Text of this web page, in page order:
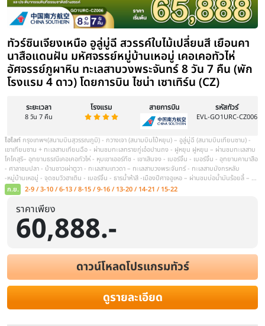
ทัวร์ซินเจียงเหนือ ฤดูหนาว อูลูมู่ฉี อุท
ปีศาจอูเหอ เหอมู่ 8 วัน 7 คืน พักกระท่
อมู่ 1 คืน
ระยะเวลา
8 วัน 7 คืน
โรงแรม สายการบิน
ไฮไลท์หนาวนี้เตรียมเสื้อโค้ทตัวเก่งให้พร้อม แล้วออกไปลุยดินแดนสวร
เหนือ" | สัมผัสความสงบและทิวทัศน์อลังการที่ 1 ปีมีให้ชมแค่ช่วงนี้เท่
แบบเอ็กซ์คลูซีฟ: | อุทยานคานาสือ : ทะลวงความหนาวสู่ทะเลสาบน้ำแข็
ทุกพิกัด ทั้งศาลาชมปลา, อ่าวเสี้ยวจันทรา, อ่าวซ่อนมังกร และอ่าวเทพเ
เต็ม! พาคุณไป นอนพักค้างคืนในกระท่อมไม้ภายในหมู่บ้านเหอมู่ | ตื่นเช้
ราคาเพียง
60,888.-
ดาวน์โหลดโปรแกรมทัวร์
ดูรายละเอียด